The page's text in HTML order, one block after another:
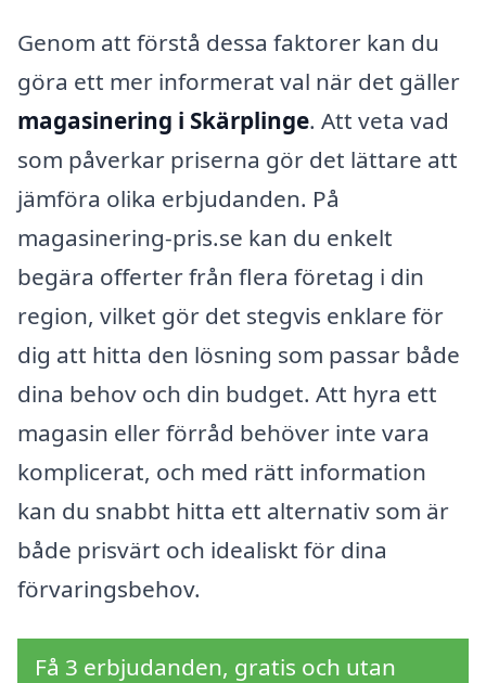
Genom att förstå dessa faktorer kan du
göra ett mer informerat val när det gäller
magasinering i Skärplinge. Att veta vad
som påverkar priserna gör det lättare att
jämföra olika erbjudanden. På
magasinering-pris.se kan du enkelt
begära offerter från flera företag i din
region, vilket gör det stegvis enklare för
dig att hitta den lösning som passar både
dina behov och din budget. Att hyra ett
magasin eller förråd behöver inte vara
komplicerat, och med rätt information
kan du snabbt hitta ett alternativ som är
både prisvärt och idealiskt för dina
förvaringsbehov.
Få 3 erbjudanden, gratis och utan